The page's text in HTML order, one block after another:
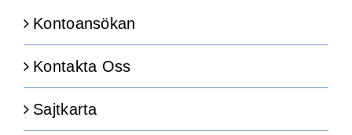
Kontoansökan
Kontakta Oss
Sajtkarta